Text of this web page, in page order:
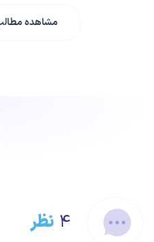
مشاهده
۴ نظر